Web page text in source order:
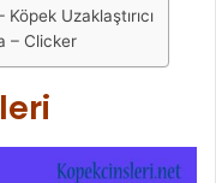
Uzaklaştırıcı
– Clicker